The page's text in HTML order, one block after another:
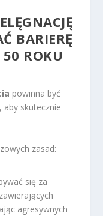
BARIERĘ
ROKU
powinna być
skutecznie
zasad:
się za
agresywnych